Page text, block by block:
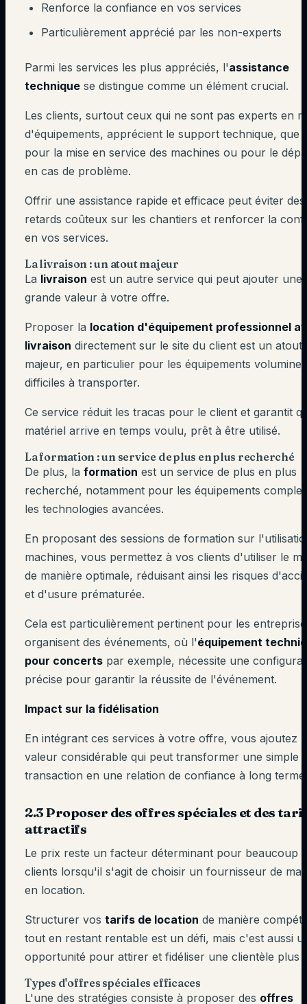
Renforce la confiance en vos services
Particulièrement apprécié par les non-experts
Parmi les services les plus appréciés, l'assistance
technique se distingue comme un élément crucial.
Les clients, surtout ceux qui ne sont pas experts en
d'équipements, apprécient le support technique, que
pour la mise en service des machines ou pour le
en cas de problème.
Offrir une assistance rapide et efficace peut éviter des
retards coûteux sur les chantiers et renforcer la
en vos services.
La livraison : un atout majeur
La livraison est un autre service qui peut ajouter une
grande valeur à votre offre.
Proposer la location d'équipement professionnel
livraison directement sur le site du client est un atout
majeur, en particulier pour les équipements
difficiles à transporter.
Ce service réduit les tracas pour le client et garantit
matériel arrive en temps voulu, prêt à être utilisé.
La formation : un service de plus en plus recherché
De plus, la formation est un service de plus en plus
recherché, notamment pour les équipements
les technologies avancées.
En proposant des sessions de formation sur
machines, vous permettez à vos clients d'utiliser le
de manière optimale, réduisant ainsi les risques
et d'usure prématurée.
Cela est particulièrement pertinent pour les
organisent des événements, où l'équipement
pour concerts par exemple, nécessite une
précise pour garantir la réussite de l'événement.
Impact sur la fidélisation
En intégrant ces services à votre offre, vous ajoutez
valeur considérable qui peut transformer une simple
transaction en une relation de confiance à long terme.
2.3 Proposer des offres spéciales et des
attractifs
Le prix reste un facteur déterminant pour beaucoup
clients lorsqu'il s'agit de choisir un fournisseur de
en location.
Structurer vos tarifs de location de manière
tout en restant rentable est un défi, mais c'est aussi
opportunité pour attirer et fidéliser une clientèle plus
Types d'offres spéciales efficaces
L'une des stratégies consiste à proposer des offres